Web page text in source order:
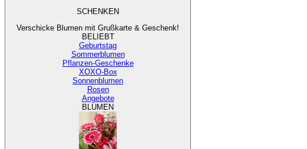
SCHENKEN
Verschicke Blumen mit Grußkarte & Geschenk!
BELIEBT
Geburtstag
Sommerblumen
Pflanzen-Geschenke
XOXO-Box
Sonnenblumen
Rosen
Angebote
BLUMEN